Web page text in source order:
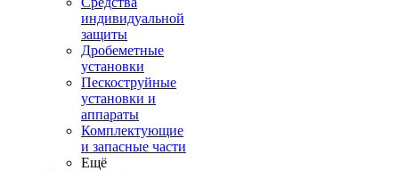
индивидуальной
защиты
Дробеметные
установки
Пескоструйные
установки и
аппараты
Комплектующие
и запасные части
Ещё